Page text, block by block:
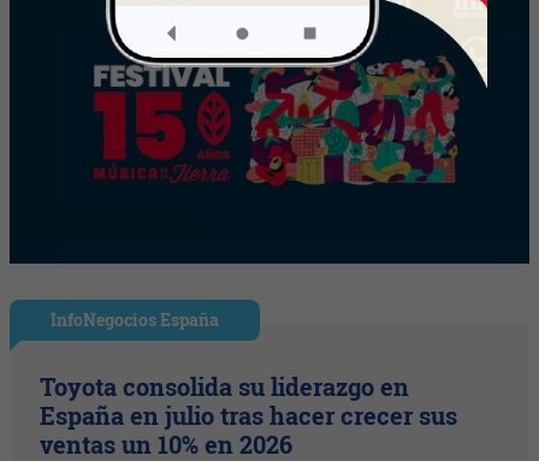
InfoNegocios España
Toyota consolida su liderazgo en
España en julio tras hacer crecer sus
ventas un 10% en 2026